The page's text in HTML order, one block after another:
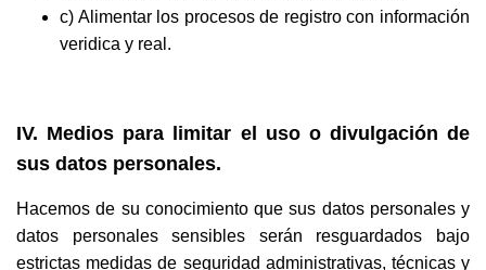
c) Alimentar los procesos de registro con información
veridica y real.
IV. Medios para limitar el uso o divulgación de
sus datos personales.
Hacemos de su conocimiento que sus datos personales y
datos personales sensibles serán resguardados bajo
estrictas medidas de seguridad administrativas, técnicas y